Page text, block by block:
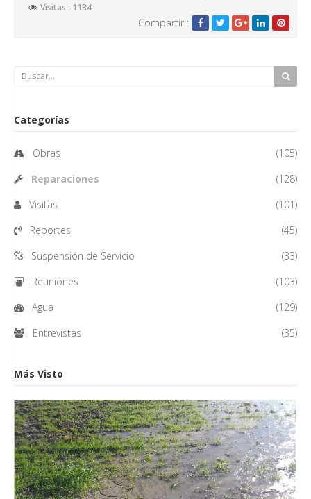
Visitas : 1134
Compartir :
Categorías
Obras
(105)
Reparaciones
(128)
Visitas
(101)
Reportes
(45)
Suspensión de Servicio
(33)
Reuniones
(103)
Agua
(129)
Entrevistas
(35)
Más Visto